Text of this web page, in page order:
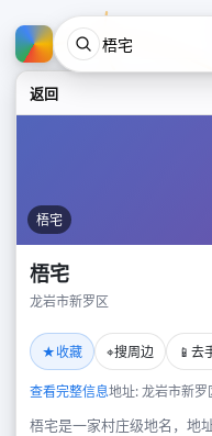
返回
梧宅
梧宅
龙岩市新罗区
★收藏 ⌖搜周边 📱 去
查看完整信息地址: 龙岩市新罗
梧宅是一家村庄级地名，地